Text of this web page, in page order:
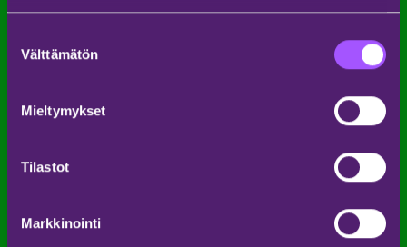
valinta
Välttämätön
Mieltymykset
Tilastot
Markkinointi
Miten tehdä Weekend Festival -kokemuksestasi
ehdottomasti nähdä ja muista saapua lavalle
ajoissa.
Ole avoin uusille kokemuksille ja ihmisille –
ystäviin.